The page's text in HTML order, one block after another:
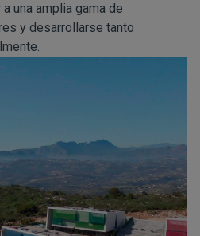
una amplia gama de
y desarrollarse tanto